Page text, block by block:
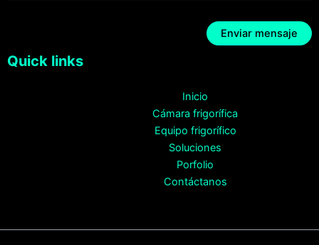
Quick links
Inicio
Cámara frigorífica
Equipo frigorífico
Soluciones
Porfolio
Contáctanos